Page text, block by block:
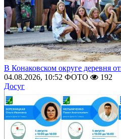
В Конаковском округе деревня
04.08.2026, 10:52 ФОТО
192
Досуг